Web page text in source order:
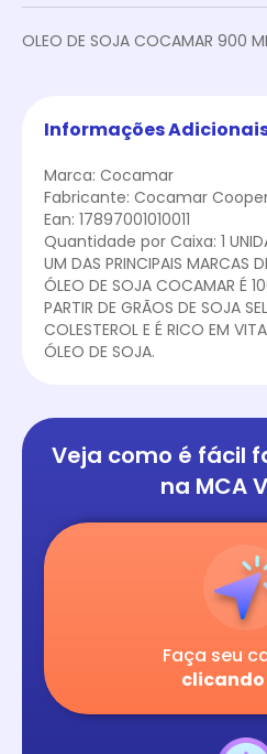
OLEO DE SOJA COCAMAR 900
Informações
Marca: Cocamar
Fabricante: Cocamar
Ean: 17897001010011
Quantidade por Caixa: 1
UM DAS PRINCIPAIS MARCAS
ÓLEO DE SOJA COCAMAR É
PARTIR DE GRÃOS DE SOJA
COLESTEROL E É RICO EM
ÓLEO DE SOJA.
Veja como é fácil
na MCA
Faça seu